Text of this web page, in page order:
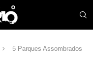
5 Parques Assombrados